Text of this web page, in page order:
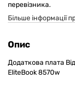
перевізника.
Більше інформації
Опис
Додаткова плата
EliteBook 8570w